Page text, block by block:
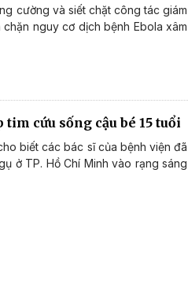
cường và siết chặt công tác giám
nguy cơ dịch bệnh Ebola xâm
cứu sống cậu bé 15 tuổi
biết các bác sĩ của bệnh viện đã
ở TP. Hồ Chí Minh vào rạng sáng